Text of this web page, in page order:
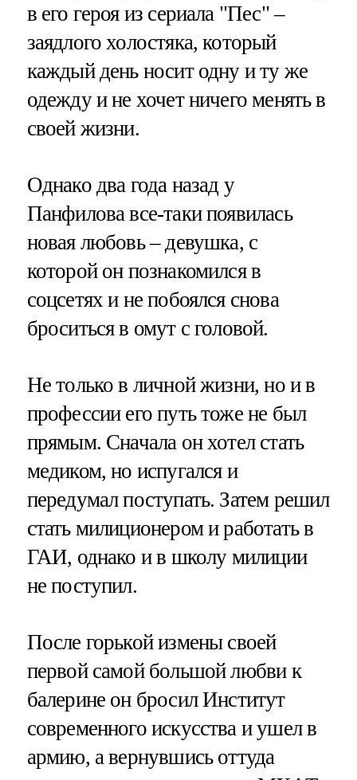
в его героя из сериала "Пес" –
заядлого холостяка, который
каждый день носит одну и ту же
одежду и не хочет ничего менять в
своей жизни.
Однако два года назад у
Панфилова все-таки появилась
новая любовь – девушка, с
которой он познакомился в
соцсетях и не побоялся снова
броситься в омут с головой.
Не только в личной жизни, но и в
профессии его путь тоже не был
прямым. Сначала он хотел стать
медиком, но испугался и
передумал поступать. Затем решил
стать милиционером и работать в
ГАИ, однако и в школу милиции
не поступил.
После горькой измены своей
первой самой большой любви к
балерине он бросил Институт
современного искусства и ушел в
армию, а вернувшись оттуда